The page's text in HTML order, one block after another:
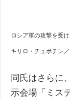
ロシア軍の攻撃を受
キリロ・チュボチン
同氏はさらに
示会場「ミス